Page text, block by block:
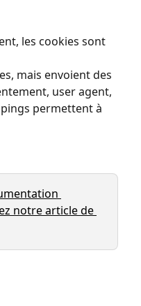
les cookies sont
mais envoient des
user agent,
permettent à
notre article de